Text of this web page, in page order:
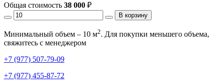
Общая стоимость 38 000 ₽
В корзину
Минимальный объем – 10 м2. Для покупки меньшего объема,
свяжитесь с менеджером
+7 (977) 507-79-09
+7 (977) 455-87-72